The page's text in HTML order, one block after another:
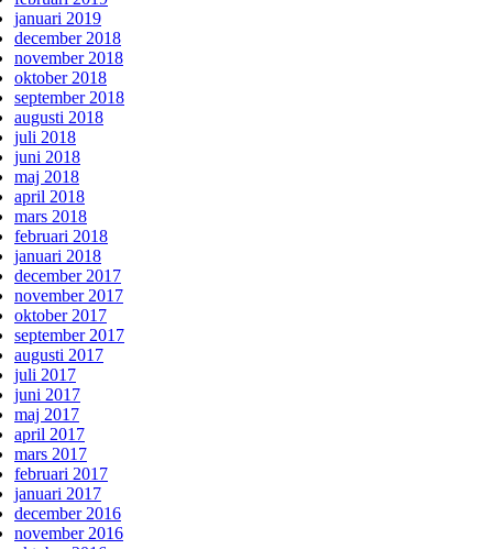
januari 2019
december 2018
november 2018
oktober 2018
september 2018
augusti 2018
juli 2018
juni 2018
maj 2018
april 2018
mars 2018
februari 2018
januari 2018
december 2017
november 2017
oktober 2017
september 2017
augusti 2017
juli 2017
juni 2017
maj 2017
april 2017
mars 2017
februari 2017
januari 2017
december 2016
november 2016